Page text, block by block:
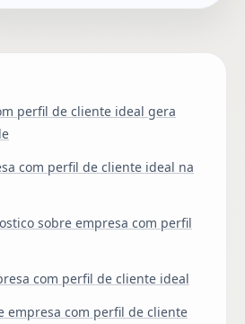
perfil de cliente ideal gera
com perfil de cliente ideal na
sobre empresa com perfil
com perfil de cliente ideal
empresa com perfil de cliente